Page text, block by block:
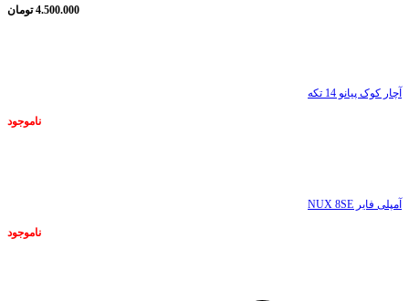
4.500.000 تومان
آچار کوک پیانو 14 تکه
ناموجود
آمپلی فایر NUX 8SE
ناموجود